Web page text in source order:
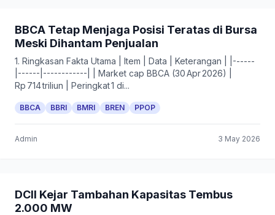
BBCA Tetap Menjaga Posisi Teratas di Bursa
Meski Dihantam Penjualan
1. Ringkasan Fakta Utama | Item | Data | Keterangan | |------
|------|------------| | Market cap BBCA (30 Apr 2026) |
Rp 714 triliun | Peringkat 1 di...
BBCA BBRI BMRI BREN PPOP
Admin 3 May 2026
DCII Kejar Tambahan Kapasitas Tembus
2.000 MW